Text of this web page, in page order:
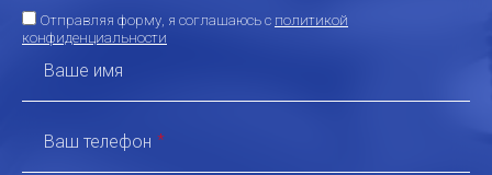
Ваше имя
Ваш телефон *
Отправляя форму, я соглашаюсь c политикой
конфиденциальности